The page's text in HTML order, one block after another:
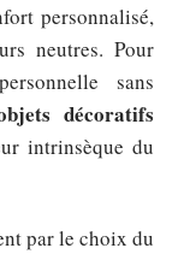
personnalisé,
neutres. Pour
sans
décoratifs
intrinsèque du
par le choix du